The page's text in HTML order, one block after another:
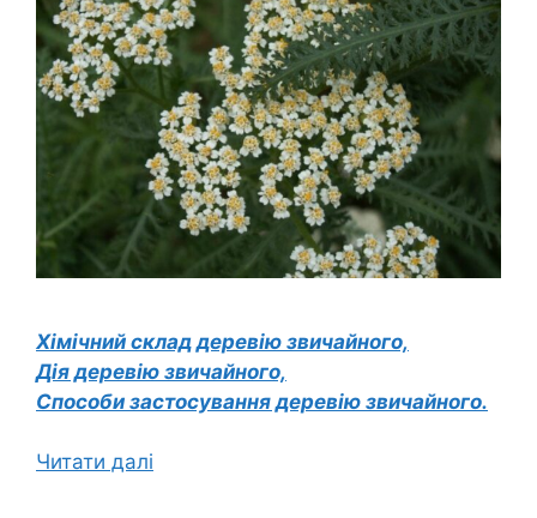
Хімічний склад деревію звичайного,
Дія деревію звичайного,
Способи застосування деревію звичайного.
Читати далі